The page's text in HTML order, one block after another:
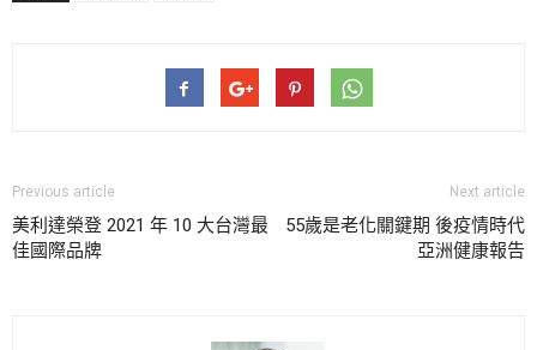
Previous article
美利達榮登 2021 年 10 大台灣最
佳國際品牌
Next article
55歲是老化關鍵期 後疫情時代
亞洲健康報告